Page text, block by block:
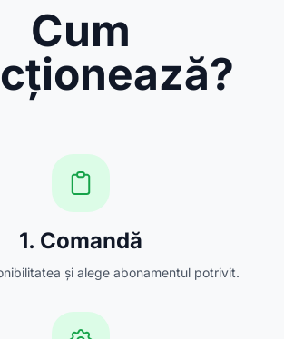
Cum
1. Comandă
și alege abonamentul potrivit.